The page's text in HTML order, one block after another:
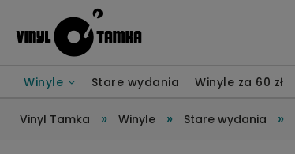
Winyle Stare wydania Winyle za 60 zł
Vinyl Tamka » Winyle » Stare wydania »